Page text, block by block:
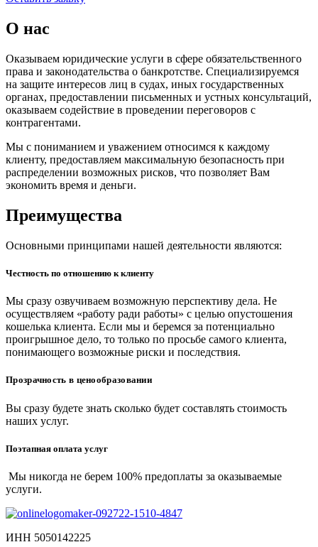
О нас
Оказываем юридические услуги в сфере обязательственного
права и законодательства о банкротстве. Специализируемся
на защите интересов лиц в судах, иных государственных
органах, предоставлении письменных и устных консультаций,
оказываем содействие в проведении переговоров с
контрагентами.
Мы с пониманием и уважением относимся к каждому
клиенту, предоставляем максимальную безопасность при
распределении возможных рисков, что позволяет Вам
экономить время и деньги.
Преимущества
Основными принципами нашей деятельности являются:
Честность по отношению к клиенту
Мы сразу озвучиваем возможную перспективу дела. Не
осуществляем «работу ради работы» с целью опустошения
кошелька клиента. Если мы и беремся за потенциально
проигрышное дело, то только по просьбе самого клиента,
понимающего возможные риски и последствия.
Прозрачность в ценообразовании
Вы сразу будете знать сколько будет составлять стоимость
наших услуг.
Поэтапная оплата услуг
Мы никогда не берем 100% предоплаты за оказываемые
услуги.
ИНН 5050142225